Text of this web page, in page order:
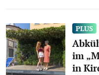
im
in